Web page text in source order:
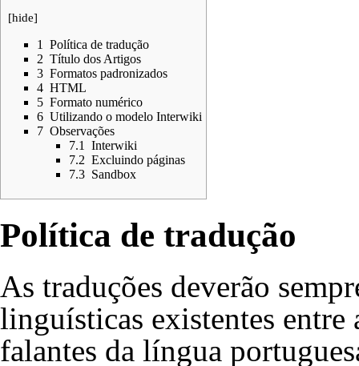
[hide]
1
Política de tradução
2 Título dos Artigos
3 Formatos padronizados
4 HTML
5 Formato numérico
6 Utilizando o modelo Interwiki
7 Observações
7.1
Interwiki
7.2 Excluindo páginas
7.3 Sandbox
Política de tradução
As traduções deverão
linguísticas existentes entre
falantes da língua